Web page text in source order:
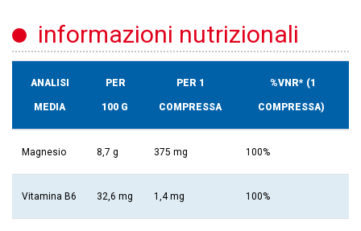
informazioni nutrizionali
ANALISI
MEDIA
PER
100 G
PER 1
COMPRESSA
%VNR* (1
COMPRESSA)
Magnesio 8,7 g 375 mg 100%
Vitamina B6 32,6 mg 1,4 mg 100%